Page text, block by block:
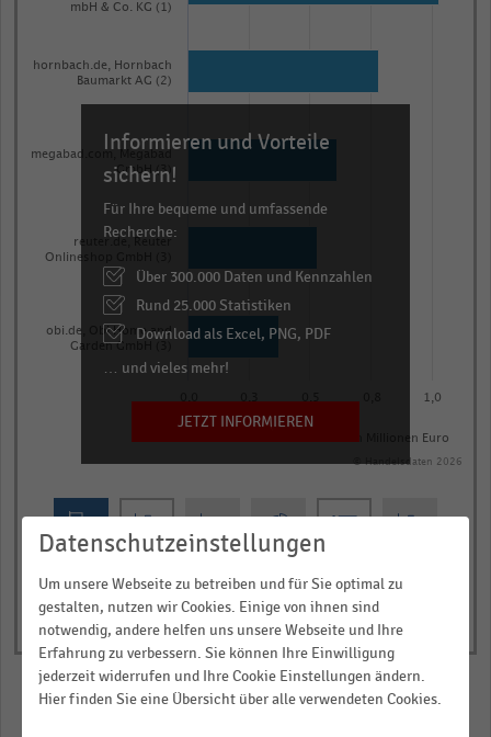
The
displaying
categories.
categories.
axis
E-
Commerce-
Nettoumsatz
in
Millionen
Euro.
E-Commerce-Nettoumsatz in Millionen Euro
mbH & Co. KG (1)
hornbach.de, Hornbach
Baumarkt AG (2)
megabad.com, Megabad
GmbH (3)
reuter.de, Reuter
Onlineshop GmbH (3)
obi.de, Obi Home and
Garden GmbH (3)
1,0
© Handelsdaten 2026
interactive
Informieren und Vorteile
sichern!
Für Ihre bequeme und umfassende
Recherche:
Über 300.000 Daten und Kennzahlen
Rund 25.000 Statistiken
Download als Excel, PNG, PDF
… und vieles mehr!
JETZT INFORMIEREN
Datenschutzeinstellungen
Um unsere Webseite zu betreiben und für Sie optimal zu
gestalten, nutzen wir Cookies. Einige von ihnen sind
notwendig, andere helfen uns unsere Webseite und Ihre
Erfahrung zu verbessern. Sie können Ihre Einwilligung
jederzeit widerrufen und Ihre Cookie Einstellungen ändern.
Hier finden Sie eine Übersicht über alle verwendeten Cookies.